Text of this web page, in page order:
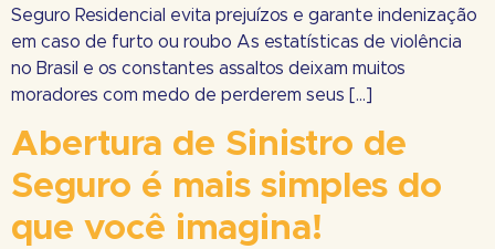
Seguro Residencial evita prejuízos e garante indenização
em caso de furto ou roubo As estatísticas de violência
no Brasil e os constantes assaltos deixam muitos
moradores com medo de perderem seus […]
Abertura de Sinistro de
Seguro é mais simples do
que você imagina!